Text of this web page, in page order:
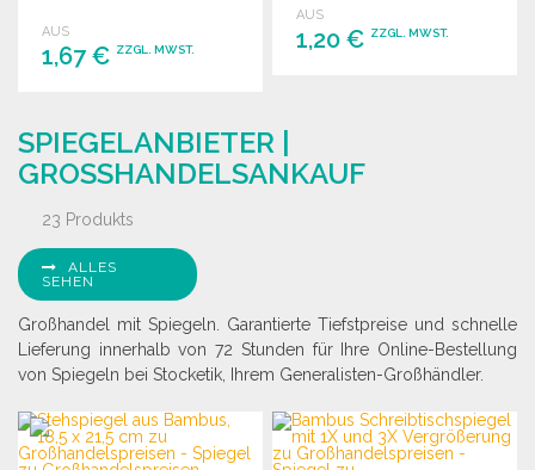
praktischer Ziehschlaufe.
AUS
1,67 € ZZGL. MWST.
Angebot anfordern
130 x 85 mm.
AUS
1,20 € ZZGL. MWST.
SPIEGELANBIETER |
GROSSHANDELSANKAUF
23 Produkts
ALLES
SEHEN
Großhandel mit Spiegeln. Garantierte Tiefstpreise und schnelle
Lieferung innerhalb von 72 Stunden für Ihre Online-Bestellung
von Spiegeln bei Stocketik, Ihrem Generalisten-Großhändler.